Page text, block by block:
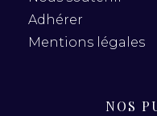
Adhérer
Mentions légales
NOS